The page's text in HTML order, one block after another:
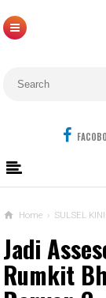
Home › SULSEL KINI
Jadi
Rumkit